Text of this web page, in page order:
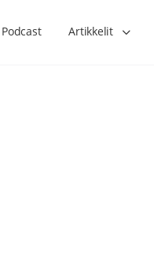
Podcast Artikkelit